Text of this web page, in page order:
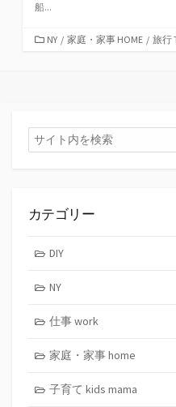
船...
カNY / 家庭・家事 HOME / 旅行
検
索
カテゴリー
DIY
NY
仕事 work
家庭・家事 home
子育て kids mama